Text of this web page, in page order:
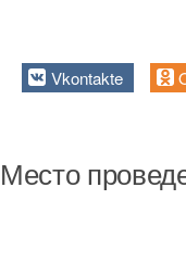
Vkontakte
Место